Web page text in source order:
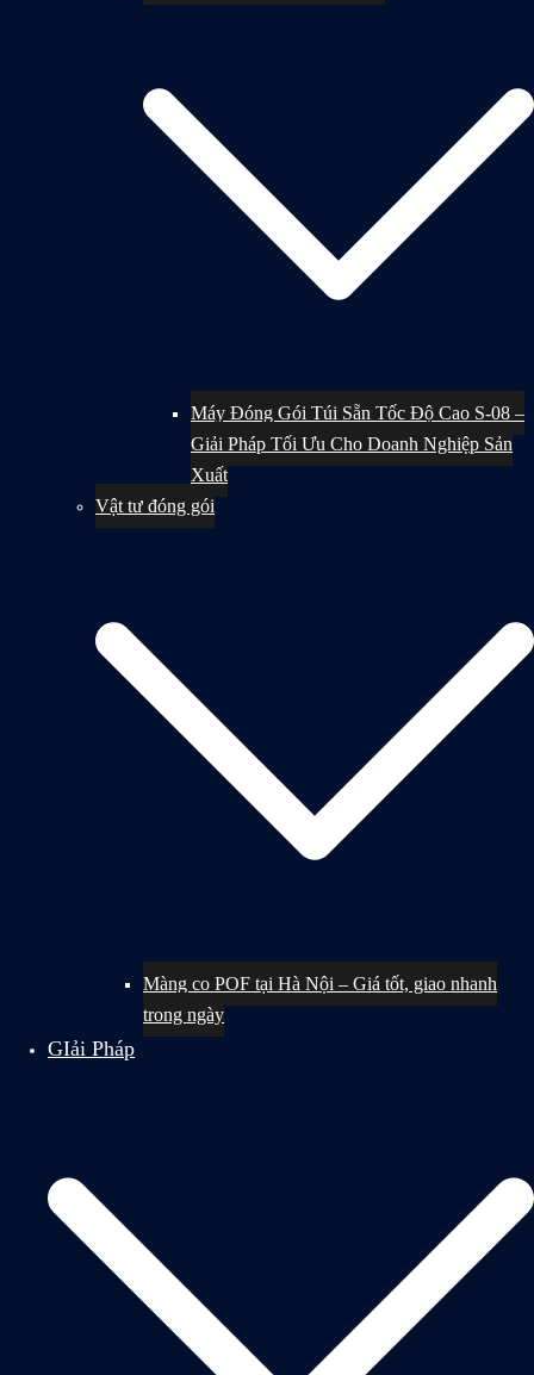
Máy Đóng Gói Túi Sẵn Tốc Độ Cao S-08 –
Giải Pháp Tối Ưu Cho Doanh Nghiệp Sản
Xuất
Vật tư đóng gói
Màng co POF tại Hà Nội – Giá tốt, giao nhanh
trong ngày
GIải Pháp